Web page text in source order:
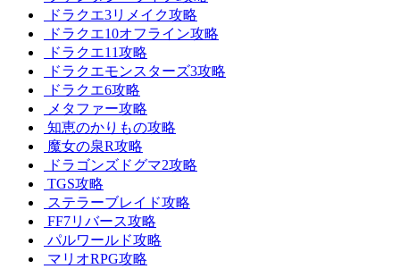
ドラクエ3リメイク攻略
ドラクエ10オフライン攻略
ドラクエ11攻略
ドラクエモンスターズ3攻略
ドラクエ6攻略
メタファー攻略
知恵のかりもの攻略
魔女の泉R攻略
ドラゴンズドグマ2攻略
TGS攻略
ステラーブレイド攻略
FF7リバース攻略
パルワールド攻略
マリオRPG攻略